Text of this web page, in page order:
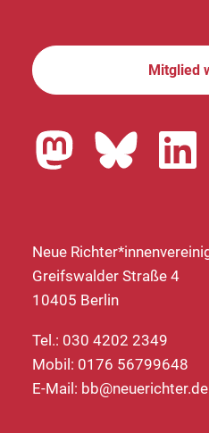
Mitglied
Neue
Greifswalder Straße 4
10405 Berlin
Tel.: 030 4202 2349
Mobil: 0176 56799648
E-Mail: bb@neuerichter.de